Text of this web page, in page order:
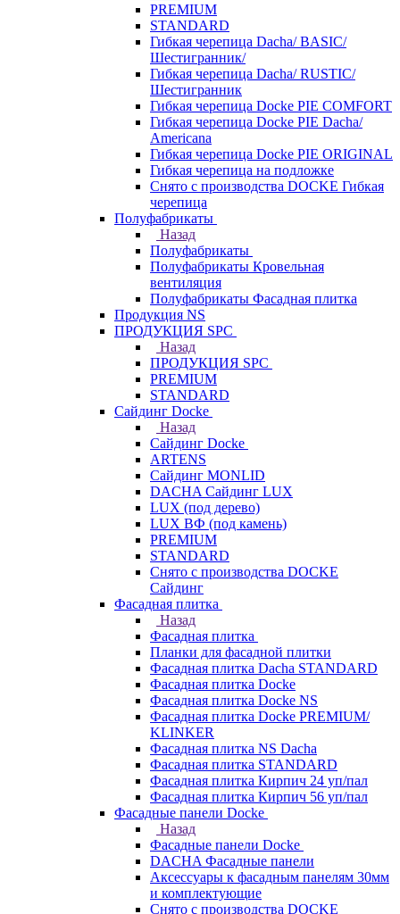
PREMIUM
STANDARD
Гибкая черепица Dacha/ BASIC/
Шестигранник/
Гибкая черепица Dacha/ RUSTIC/
Шестигранник
Гибкая черепица Docke PIE COMFORT
Гибкая черепица Docke PIE Dacha/
Americana
Гибкая черепица Docke PIE ОRIGINАL
Гибкая черепица на подложке
Снято с производства DOCKE Гибкая
черепица
Полуфабрикаты
Назад
Полуфабрикаты
Полуфабрикаты Кровельная
вентиляция
Полуфабрикаты Фасадная плитка
Продукция NS
ПРОДУКЦИЯ SPC
Назад
ПРОДУКЦИЯ SPC
PREMIUM
STANDARD
Сайдинг Docke
Назад
Сайдинг Docke
ARTENS
Cайдинг MONLID
DACHA Сайдинг LUX
LUX (под дерево)
LUX ВФ (под камень)
PREMIUM
STANDARD
Снято с производства DOCKE
Сайдинг
Фасадная плитка
Назад
Фасадная плитка
Планки для фасадной плитки
Фасадная плитка Dacha STANDARD
Фасадная плитка Docke
Фасадная плитка Docke NS
Фасадная плитка Docke PREMIUM/
KLINKER
Фасадная плитка NS Dacha
Фасадная плитка STANDARD
Фасадная плитка Кирпич 24 уп/пал
Фасадная плитка Кирпич 56 уп/пал
Фасадные панели Docke
Назад
Фасадные панели Docke
DACHA Фасадные панели
Аксессуары к фасадным панелям 30мм
и комплектующие
Снято с производства DOCKE